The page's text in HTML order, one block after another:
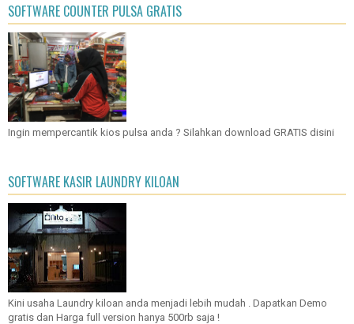
SOFTWARE COUNTER PULSA GRATIS
Ingin mempercantik kios pulsa anda ? Silahkan download GRATIS disini
SOFTWARE KASIR LAUNDRY KILOAN
Kini usaha Laundry kiloan anda menjadi lebih mudah . Dapatkan Demo
gratis dan Harga full version hanya 500rb saja !